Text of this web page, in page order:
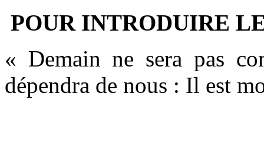
POUR INTRODUIRE
« Demain ne sera pas
dépendra de nous : Il est